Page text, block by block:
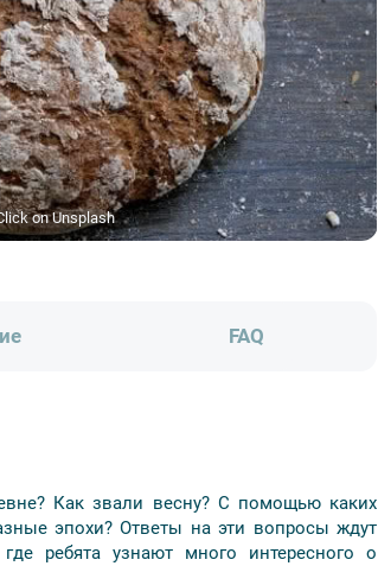
on Unsplash
FAQ
Как звали весну? С помощью каких
эпохи? Ответы на эти вопросы ждут
ребята узнают много интересного о